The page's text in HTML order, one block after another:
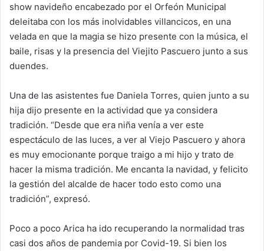
show navideño encabezado por el Orfeón Municipal
deleitaba con los más inolvidables villancicos, en una
velada en que la magia se hizo presente con la música, el
baile, risas y la presencia del Viejito Pascuero junto a sus
duendes.
Una de las asistentes fue Daniela Torres, quien junto a su
hija dijo presente en la actividad que ya considera
tradición. “Desde que era niña venía a ver este
espectáculo de las luces, a ver al Viejo Pascuero y ahora
es muy emocionante porque traigo a mi hijo y trato de
hacer la misma tradición. Me encanta la navidad, y felicito
la gestión del alcalde de hacer todo esto como una
tradición”, expresó.
Poco a poco Arica ha ido recuperando la normalidad tras
casi dos años de pandemia por Covid-19. Si bien los